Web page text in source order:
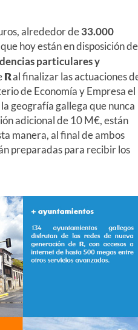
alrededor de33.000
hoy están en disposición de
particulares y
Ral finalizar las actuaciones
de Economía y Empresa el
geografía gallega que nunca
adicional de 10 M€, están
manera, al final de ambos
preparadas para recibir los